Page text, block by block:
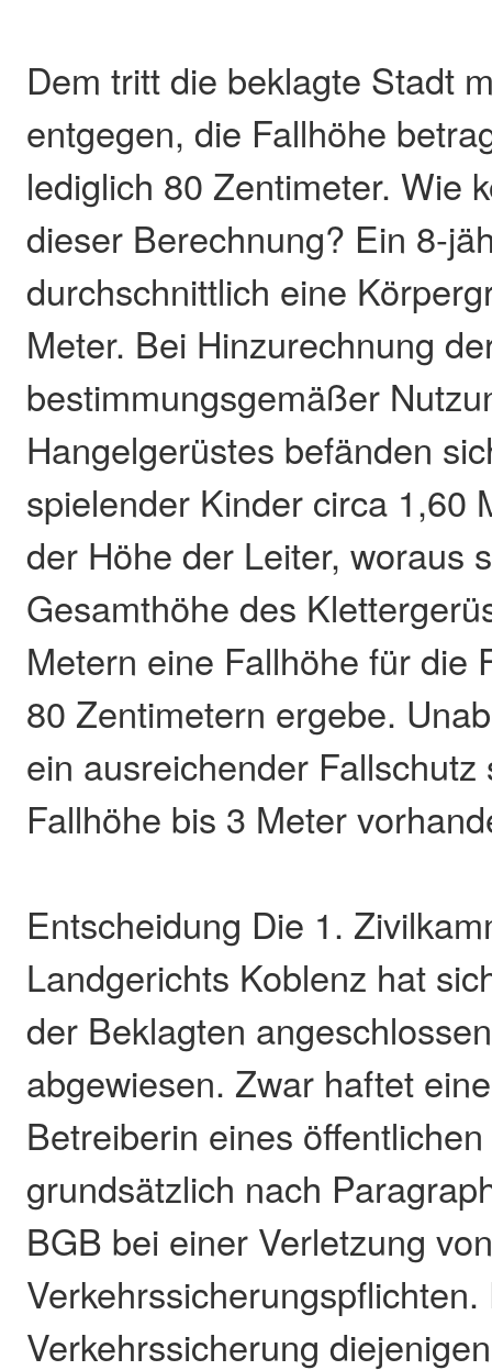
Dem tritt die beklagte Stadt
entgegen, die Fallhöhe
lediglich 80 Zentimeter. Wie
dieser Berechnung? Ein 8-
durchschnittlich eine
Meter. Bei Hinzurechnung
bestimmungsgemäßer
Hangelgerüstes befänden
spielender Kinder circa 1,60
der Höhe der Leiter, woraus
Gesamthöhe des
Metern eine Fallhöhe für die
80 Zentimetern ergebe.
ein ausreichender
Fallhöhe bis 3 Meter
Entscheidung Die 1.
Landgerichts Koblenz hat
der Beklagten
abgewiesen. Zwar haftet
Betreiberin eines
grundsätzlich nach
BGB bei einer Verletzung
Verkehrssicherung